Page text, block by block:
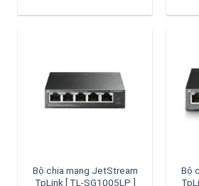
Bộ chia mạng JetStream
TpLink [ TL-SG1005LP ]
Bộ